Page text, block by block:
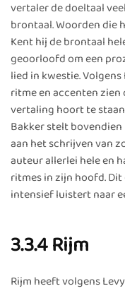
vertaler de doeltaal
brontaal. Woorden die
Kent hij de brontaal
geoorloofd om een
lied in kwestie.
ritme en accenten
vertaling hoort te
Bakker stelt
aan het schrijven van
auteur allerlei hele en
ritmes in zijn hoofd.
intensief luistert naar
3.3.4 Rijm
Rijm heeft volgens